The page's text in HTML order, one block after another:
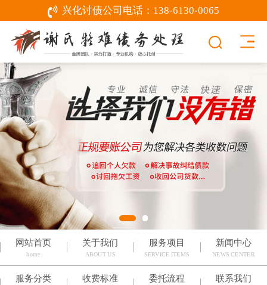
兴化讨债公司电话： 138-6130-0065
网站首页
home
关于我们
ABOUT US
服务项目
SERVICE ITEMS
新闻中心
NEWS CENTER
服务分类 收费标准 委托流程 联系我们